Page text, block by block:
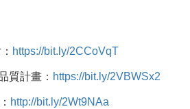
https://bit.ly/2CCoVqT
質計畫： https://bit.ly/2VBWSx2
http://bit.ly/2Wt9NAa